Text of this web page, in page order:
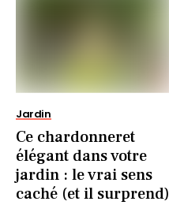
Jardin
Ce chardonneret
élégant dans votre
jardin : le vrai sens
caché (et il surprend)